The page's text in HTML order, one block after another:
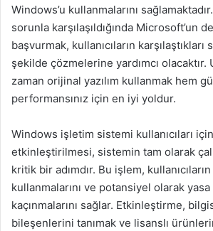
Windows’u kullanmalarını
sorunla karşılaşıldığında Microsoft’un
başvurmak, kullanıcıların karşılaştıkları
şekilde çözmelerine yardımcı olacaktır.
zaman orijinal yazılım kullanmak hem
performansınız için en iyi yoldur.
Windows işletim sistemi kullanıcıları
etkinleştirilmesi, sistemin tam olarak
kritik bir adımdır. Bu işlem, kullanıcıların
kullanmalarını ve potansiyel olarak yasa
kaçınmalarını sağlar. Etkinleştirme,
bileşenlerini tanımak ve lisanslı